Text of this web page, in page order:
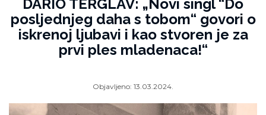
DARIO TERGLAV: „Novi singl “Do
posljednjeg daha s tobom“ govori o
iskrenoj ljubavi i kao stvoren je za
prvi ples mladenaca!“
Objavljeno: 13.03.2024.